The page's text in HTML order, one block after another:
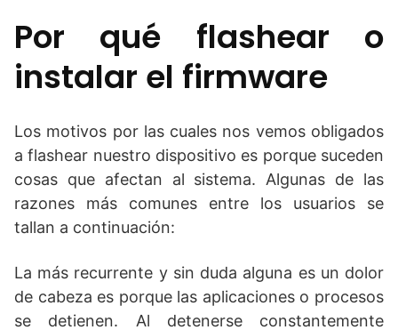
Por qué flashear o
instalar el firmware
Los motivos por las cuales nos vemos obligados
a flashear nuestro dispositivo es porque suceden
cosas que afectan al sistema. Algunas de las
razones más comunes entre los usuarios se
tallan a continuación:
La más recurrente y sin duda alguna es un dolor
de cabeza es porque las aplicaciones o procesos
se detienen. Al detenerse constantemente